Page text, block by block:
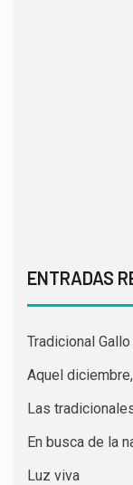
ENTRADAS
Tradicional
Aquel
Las
En busca de la
Luz viva